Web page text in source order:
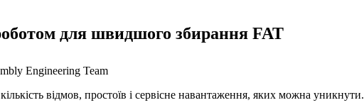
для швидшого збирання FAT
Engineering Team
відмов, простоїв і сервісне навантаження, яких можна уникнути.